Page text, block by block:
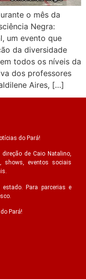
o mês da
Negra:
um evento que
da diversidade
todos os níveis da
dos professores
Aires, […]
do Pará!
de Caio Natalino,
shows, eventos sociais
Para parcerias e
Pará!